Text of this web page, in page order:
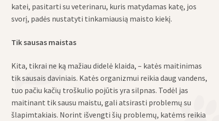
katei, pasitarti su veterinaru, kuris matydamas katę, jos
svorį, padės nustatyti tinkamiausią maisto kiekį.
Tik sausas maistas
Kita, tikrai ne ką mažiau didelė klaida, – katės maitinimas
tik sausais daviniais. Katės organizmui reikia daug vandens,
tuo pačiu kačių troškulio pojūtis yra silpnas. Todėl jas
maitinant tik sausu maistu, gali atsirasti problemų su
šlapimtakiais. Norint išvengti šių problemų, katėms reikia